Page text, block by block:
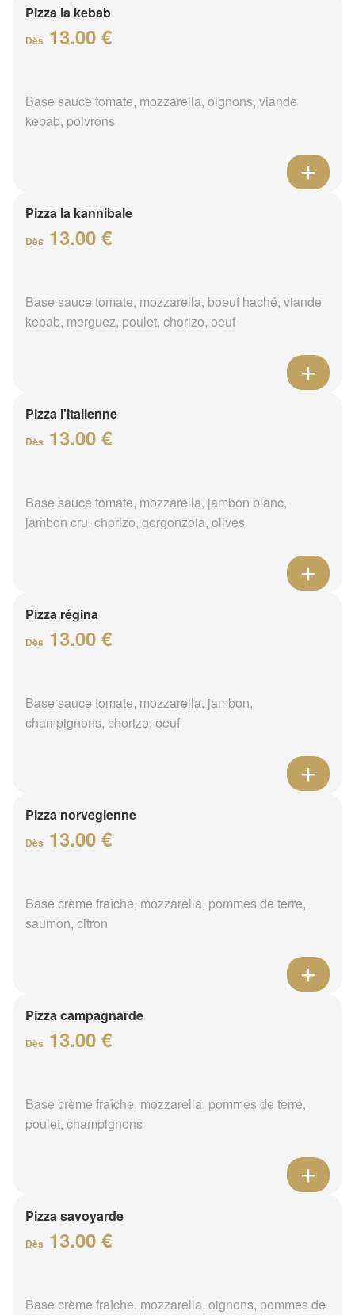
Pizza la kebab
Dès 13.00 €
Base sauce tomate, mozzarella, oignons, viande
kebab, poivrons
Pizza la kannibale
Dès 13.00 €
Base sauce tomate, mozzarella, boeuf haché, viande
kebab, merguez, poulet, chorizo, oeuf
Pizza l'italienne
Dès 13.00 €
Base sauce tomate, mozzarella, jambon blanc,
jambon cru, chorizo, gorgonzola, olives
Pizza régina
Dès 13.00 €
Base sauce tomate, mozzarella, jambon,
champignons, chorizo, oeuf
Pizza norvegienne
Dès 13.00 €
Base crème fraîche, mozzarella, pommes de terre,
saumon, citron
Pizza campagnarde
Dès 13.00 €
Base crème fraîche, mozzarella, pommes de terre,
poulet, champignons
Pizza savoyarde
Dès 13.00 €
Base crème fraîche, mozzarella, oignons, pommes de